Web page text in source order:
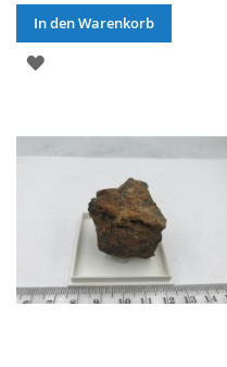
In den Warenkorb
ZUR
HINZUFÜGEN